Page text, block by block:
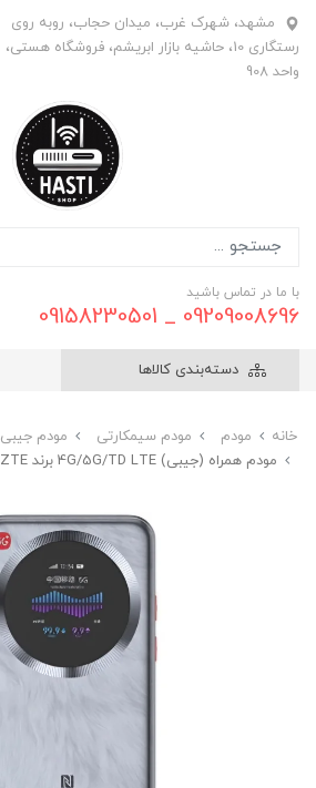
مشهد، شهرک غرب، میدان حجاب، روبه روی
رستگاری 10، حاشیه بازار ابریشم، فروشگاه هستی،
واحد 908
با ما در تماس باشید
09209008696 _ 09158230501
دسته‌بندی کالاها
خانه مودم مودم سیمکارتی
مودم جیبی
مودم همراه (جیبی) 4G/5G/TD LTE برند ZTE مدل U30 Pro